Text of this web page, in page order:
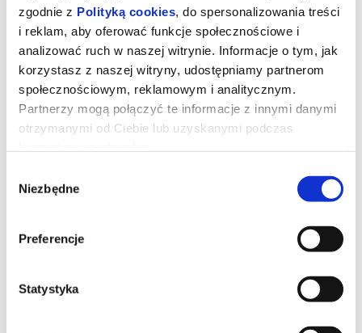
zgodnie z Polityką cookies, do spersonalizowania treści
i reklam, aby oferować funkcje społecznościowe i
analizować ruch w naszej witrynie. Informacje o tym, jak
korzystasz z naszej witryny, udostępniamy partnerom
społecznościowym, reklamowym i analitycznym.
Partnerzy mogą połączyć te informacje z innymi danymi
otrzymanymi od Ciebie lub uzyskanymi podczas
zgody
Niezbędne
Preferencje
Statystyka
*******